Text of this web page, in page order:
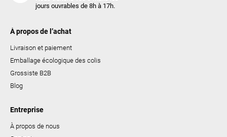
jours ouvrables de 8h à 17h.
À propos de l’achat
Livraison et paiement
Emballage écologique des colis
Grossiste B2B
Blog
Entreprise
À propos de nous